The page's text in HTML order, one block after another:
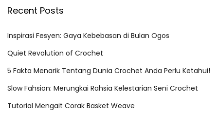
r
h
f
r
:
Recent Posts
Inspirasi Fesyen: Gaya Kebebasan di Bulan Ogos
Quiet Revolution of Crochet
5 Fakta Menarik Tentang Dunia Crochet Anda Perlu Ketahui!
Slow Fahsion: Merungkai Rahsia Kelestarian Seni Crochet
Tutorial Mengait Corak Basket Weave